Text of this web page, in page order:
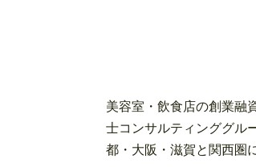
美容室・飲食店の創業融
士コンサルティンググル
都・大阪・滋賀と関西圏